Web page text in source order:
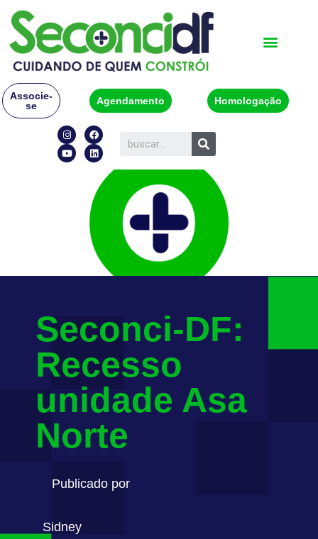
Associe-
se
Agendamento Homologação
Seconci-DF:
Recesso
unidade Asa
Norte
Publicado por
Sidney